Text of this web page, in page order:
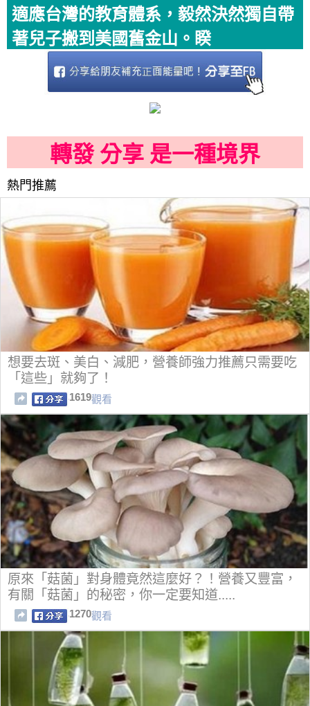
適應台灣的教育體系，毅然決然獨自帶
著兒子搬到美國舊金山。睽
轉發 分享 是一種境界
熱門推薦
想要去斑、美白、減肥，營養師強力推薦只需要吃
「這些」就夠了！
1619觀看
原來「菇菌」對身體竟然這麼好？！營養又豐富，
有關「菇菌」的秘密，你一定要知道.....
1270觀看